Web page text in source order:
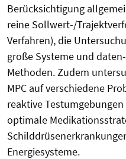
Berücksichtigung
reine Sollwert-/
Verfahren), die
große Systeme und
Methoden. Zudem
MPC auf verschiedene
reaktive
optimale
Energiesysteme.